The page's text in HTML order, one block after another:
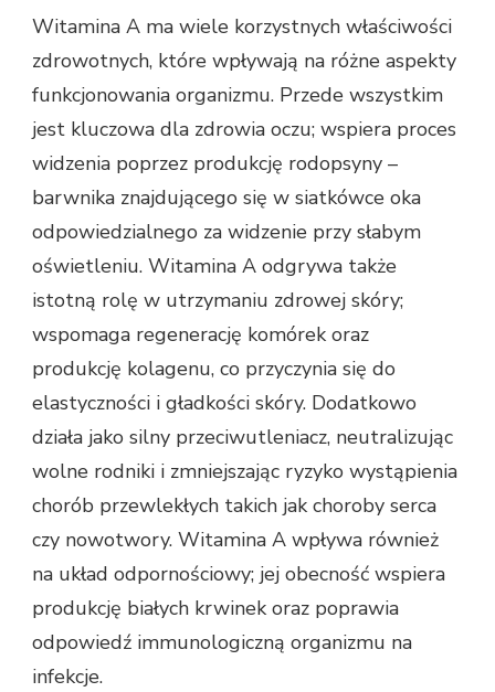
Witamina A ma wiele korzystnych właściwości
zdrowotnych, które wpływają na różne aspekty
funkcjonowania organizmu. Przede wszystkim
jest kluczowa dla zdrowia oczu; wspiera proces
widzenia poprzez produkcję rodopsyny –
barwnika znajdującego się w siatkówce oka
odpowiedzialnego za widzenie przy słabym
oświetleniu. Witamina A odgrywa także
istotną rolę w utrzymaniu zdrowej skóry;
wspomaga regenerację komórek oraz
produkcję kolagenu, co przyczynia się do
elastyczności i gładkości skóry. Dodatkowo
działa jako silny przeciwutleniacz, neutralizując
wolne rodniki i zmniejszając ryzyko wystąpienia
chorób przewlekłych takich jak choroby serca
czy nowotwory. Witamina A wpływa również
na układ odpornościowy; jej obecność wspiera
produkcję białych krwinek oraz poprawia
odpowiedź immunologiczną organizmu na
infekcje.